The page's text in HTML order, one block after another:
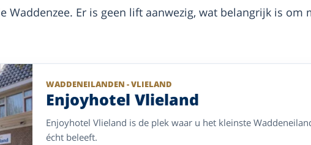
Waddenzee. Er is geen lift aanwezig, wat belangrijk is om
WADDENEILANDEN - VLIELAND
Enjoyhotel Vlieland
Enjoyhotel Vlieland is de plek waar u het kleinste
écht beleeft.